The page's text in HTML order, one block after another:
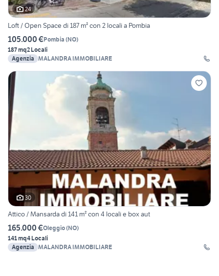
24
Loft / Open Space di 187 m² con 2 locali a Pombia
105.000 €Pombia (NO)
187 mq2 Locali
Agenzia MALANDRA IMMOBILIARE
30
Attico / Mansarda di 141 m² con 4 locali e box aut
165.000 €Oleggio(NO)
141 mq4 Locali
Agenzia MALANDRA IMMOBILIARE